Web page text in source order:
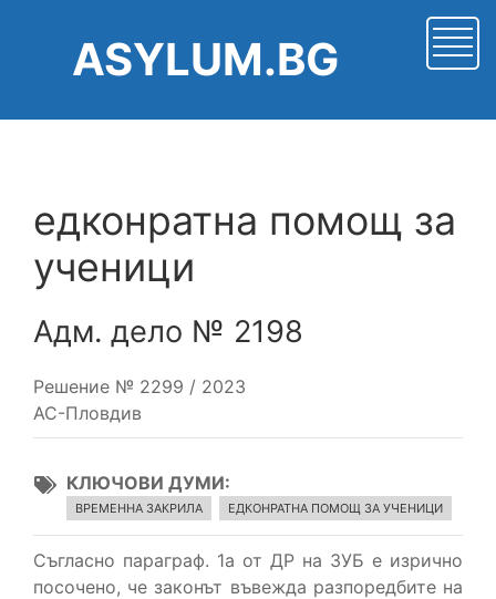
основнотоASYLUM.BG
едконратна помощ за
ученици
Адм. дело № 2198
Решение № 2299 / 2023
АС-Пловдив
КЛЮЧОВИ ДУМИ
ВРЕМЕННА ЗАКРИЛА ЕДКОНРАТНА ПОМОЩ ЗА УЧЕНИЦИ
Съгласно параграф. 1а от ДР на ЗУБ е изрично
посочено, че законът въвежда разпоредбите на